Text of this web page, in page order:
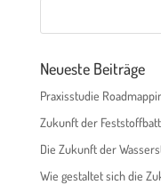
Neueste Beiträge
Praxisstudie
Zukunft der
Die Zukunft der
Wie gestaltet sich die